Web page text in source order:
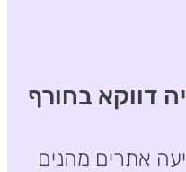
דווקא בחורף
אתרים מהנים